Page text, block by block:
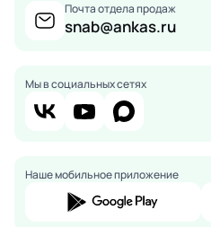
Почта отдела продаж
snab@ankas.ru
Мы в социальных сетях
Наше мобильное приложение